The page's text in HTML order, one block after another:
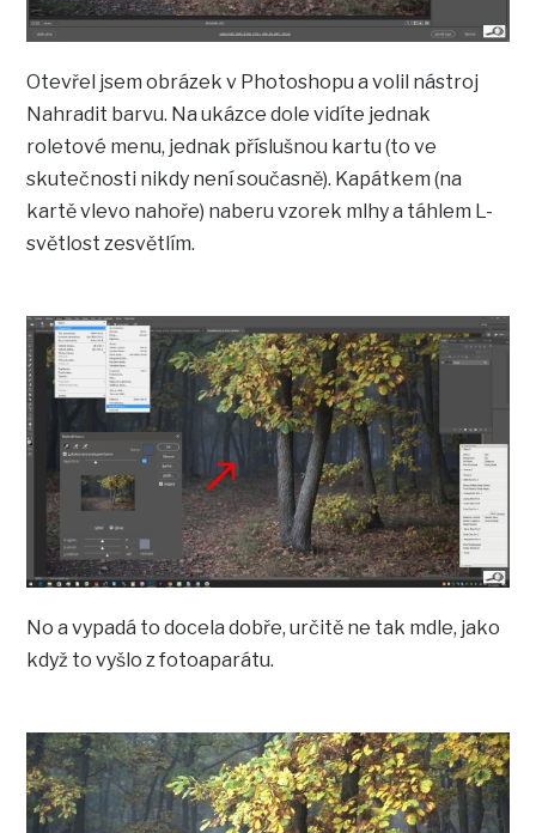
Otevřel jsem obrázek v Photoshopu a volil nástroj
Nahradit barvu. Na ukázce dole vidíte jednak
roletové menu, jednak příslušnou kartu (to ve
skutečnosti nikdy není současně). Kapátkem (na
kartě vlevo nahoře) naberu vzorek mlhy a táhlem L-
světlost zesvětlím.
No a vypadá to docela dobře, určitě ne tak mdle, jako
když to vyšlo z fotoaparátu.